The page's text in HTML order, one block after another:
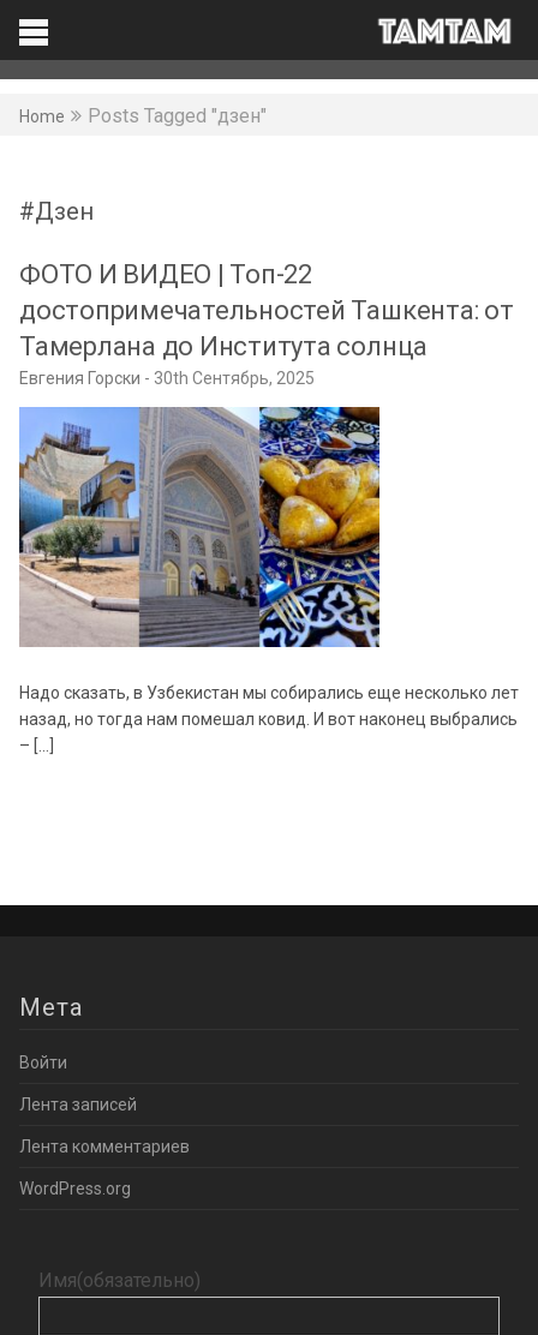
Facebook
Home Posts Tagged "дзен"
Дзен
ФОТО И ВИДЕО | Топ-22
достопримечательностей Ташкента: от
Тамерлана до Института солнца
Евгения Горски 30th Сентябрь, 2025
Надо сказать, в Узбекистан мы собирались еще несколько лет
назад, но тогда нам помешал ковид. И вот наконец выбрались
– […]
Мета
Войти
Лента записей
Лента комментариев
WordPress.org
Имя(обязательно)